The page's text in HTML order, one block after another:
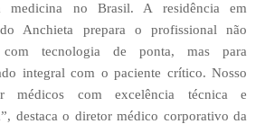
medicina no Brasil. A residência em
Anchieta prepara o profissional não
tecnologia de ponta, mas para
integral com o paciente crítico. Nosso
médicos com excelência técnica e
destaca o diretor médico corporativo da